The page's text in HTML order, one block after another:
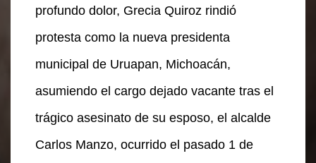
profundo dolor, Grecia Quiroz rindió
protesta como la nueva presidenta
municipal de Uruapan, Michoacán,
asumiendo el cargo dejado vacante tras el
trágico asesinato de su esposo, el alcalde
Carlos Manzo, ocurrido el pasado 1 de